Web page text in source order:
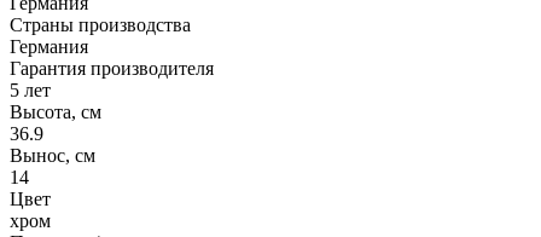
Страны производства
Германия
Гарантия производителя
5 лет
Высота, см
36.9
Вынос, см
14
Цвет
хром